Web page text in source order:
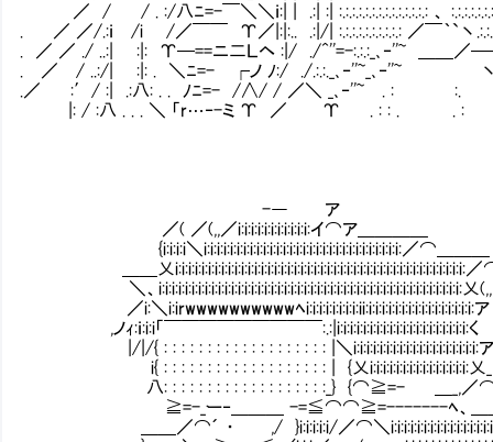
／ / / . :/八ﾆ=-￣＼＼ｉ:| | .:| :| :.:.:.:.:.:.:.:.:.:.:.:.:.: 、
. ／ ／/.:ｉ /i /／￣￣ Υ／|:|:.. .:|/| :.:.:.:.:.:.:.:.:.: ／￣
. ／ ／ ./ ..:| :|: Υ─==ニ二Ｌヘ :|/ ./^''=-:.:.:_､‐''~
. ／ / ..:/| :|: . ＼ﾆ=- ┌ノ ﾉ:/ ./.:.:._､‐''~_､
.／ :′/ :| .:八: . . ﾉﾆ=- /∧/ / ／＼ _､‐''~ . :
|: / :八 . . . ＼ 「r…‐-ミ Υ ／ Υ . : : . . : :|__
-― ア
／( ／(,,／i:i:i:i:i:i:i:i:i:i:i:イ⌒ア＿＿＿＿
{i:i:i:i＼i:i:i:i:i:i:i:i:i:i:i:i:i:i:i:i:i:i:i:i:i:i:i:i:i:i:i:i:i:i:／⌒＿＿＿
＿＿乂i:i:i:i:i:i:i:i:i:i:i:i:i:i:i:i:i:i:i:i:i:i:i:i:i:i:i:i:i:i:i:i:i:i:i:i:i:i:i:i:i:i:i:i:
＼、i:i:i:i:i:i:i:i:i:i:i:i:i:i:i:i:i:i:i:i:i:i:i:i:i:i:i:i:i:i:i:i:i:i:i:i:i:i:i:i:i:i:i:i:i:i:乂(,,
／i:＼i:irwwwwwwwwwwﾍi:i:i:i:i:i:i:i:ii:i:i:i:i:i:i:i:i:i:i:i:i:i:i:i:i:ア
,ノｨ:ｉ:i:i「￣￣￣￣￣￣￣￣￣:.:|i:i:i:i:i:i:i:i:i:i:i:i:i:i:i:i:i:i:i:i:く
|/|/{ : : : : : : : : : : : : : : : : : : : |＼i:i:i:i:i:i:i:i:i:i:i:i:i:i:i:i:i:i:i:
i{ : : : : : : : : : : : : : : : : : : : | {乂i:i:i:i:i:i:i:i:i:i:i:i:i:i:i:乂_
八: : : : : : : : : : : : : : : : : : :_} {⌒≧=- ＿_,／
≧=-_ー‐＿＿＿ -=≦⌒⌒≧=-------ﾍ、＿
＿＿／⌒´ ・ ,/ }i:i:i:i:i/／⌒＼